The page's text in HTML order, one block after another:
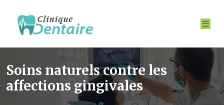
Soins naturels contre les
affections gingivales